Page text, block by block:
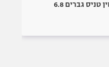
טניס גברים 6.8